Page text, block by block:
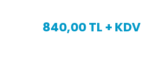
840,00 TL + KDV